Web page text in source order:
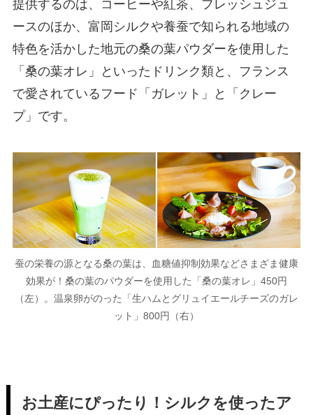
提供するのは、コーヒーや紅茶、フレッシュジュ
ースのほか、富岡シルクや養蚕で知られる地域の
特色を活かした地元の桑の葉パウダーを使用した
「桑の葉オレ」といったドリンク類と、フランス
で愛されているフード「ガレット」と「クレー
プ」です。
蚕の栄養の源となる桑の葉は、血糖値抑制効果などさまざま健康
効果が！桑の葉のパウダーを使用した「桑の葉オレ」450円
（左）。温泉卵がのった「生ハムとグリュイエールチーズのガレ
ット」800円（右）
お土産にぴったり！シルクを使ったア